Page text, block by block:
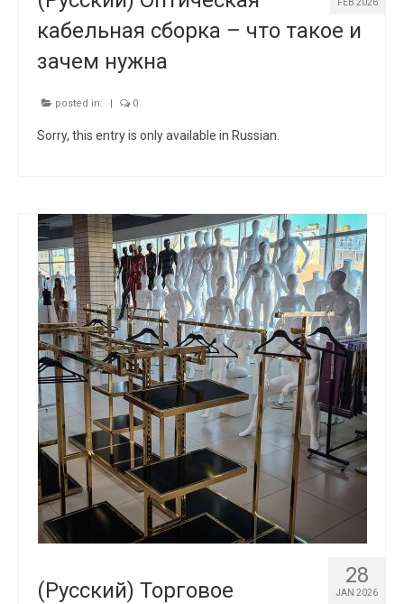
кабельная сборка – что такое и
зачем нужна
posted in: | 0
Sorry, this entry is only available in Russian.
28
JAN 2026
(Русский) Торговое